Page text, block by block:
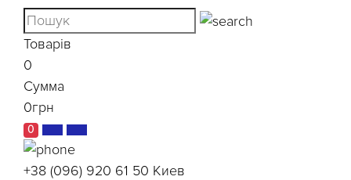
Товарів
0
Сумма
0грн
0
+38 (096) 920 61 50 Киев